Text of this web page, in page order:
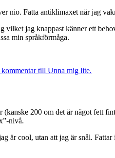
nio. Fatta antiklimaxet när jag
jag knappast känner ett
min språkförmåga.
till Unna mig lite.
200 om det är något fett
nivå.
är cool, utan att jag är snål.